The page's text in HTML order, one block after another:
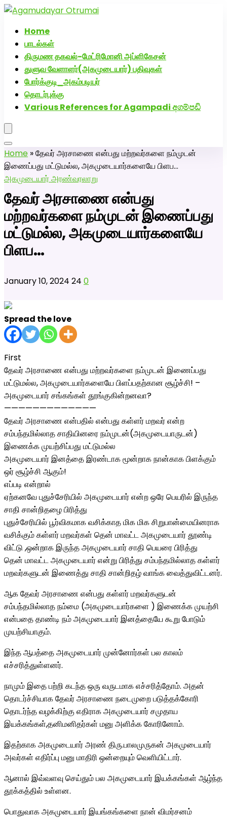
Home
பாடல்கள்
திருமண தகவல்-மேட்ரிமோனி அப்ளிகேசன்
துளுவ வேளாளர்(அகமுடையார்) பதிவுகள்
போர்க்குடி_அகம்படியர்
தொடர்புக்கு
Various References for Agampadi අගම්පඩි
Home »தேவர் அரசாணை என்பது மற்றவர்களை நம்முடன்
இணைப்பது மட்டுமல்ல, அகமுடையார்களையே பிளப…
அகமுடையார் அரண்வரலாறு
தேவர் அரசாணை என்பது
மற்றவர்களை நம்முடன் இணைப்பது
மட்டுமல்ல, அகமுடையார்களையே
பிளப…
January 10, 2024 24 0
Spread the love
First
தேவர் அரசாணை என்பது மற்றவர்களை நம்முடன் இணைப்பது
மட்டுமல்ல, அகமுடையார்களையே பிளப்பதற்கான சூழ்ச்சி! –
அகமுடையார் சங்கங்கள் தூங்குகின்றனவா?
—————————————
தேவர் அரசாணை என்பதில் என்பது கள்ளர் மறவர் என்ற
சம்பந்தமில்லாத சாதியினரை நம்முடன்(அகமுடையாருடன்)
இணைக்க முயற்சிப்பது மட்டுமல்ல
அகமுடையார் இனத்தை இரண்டாக மூன்றாக நான்காக பிளக்கும்
ஒர் சூழ்ச்சி ஆகும்!
எப்படி என்றால்
ஏற்கனவே புதுச்சேரியில் அகமுடையார் என்ற ஒரே பெயரில் இருந்த
சாதி சான்றிதழை பிரித்து
புதுச்சேரியில் பூர்விகமாக வசிக்காத மிக மிக சிறுபான்மையினராக
வசிக்கும் கள்ளர் மறவர்கள் தென் மாவட்ட அகமுடையார் தூண்டி
விட்டு ,ஒன்றாக இருந்த அகமுடையார் சாதி பெயரை பிரித்து
தென் மாவட்ட அகமுடையார் என்று பிரித்து சம்பந்தமில்லாத கள்ளர்
மறவர்களுடன் இணைத்து சாதி சான்றிதழ் வாங்க வைத்துவிட்டனர்.
ஆக தேவர் அரசாணை என்பது கள்ளர் மறவர்களுடன்
சம்பந்தமில்லாத நம்மை (அகமுடையார்களை ) இணைக்க முயற்சி
என்பதை தாண்டி நம் அகமுடையார் இனத்தையே கூறு போடும்
முயற்சியாகும்.
இந்த ஆபத்தை அகமுடையார் முன்னோர்கள் பல காலம்
எச்சரித்துள்ளனர்.
நாமும் இதை பற்றி கடந்த ஒரு வருடமாக எச்சரித்தோம். அதன்
தொடர்ச்சியாக தேவர் அரசாணை நடைமுறை படுத்தக்கோரி
தொடர்ந்த வழக்கிற்கு எதிராக அகமுடையார் சமுதாய
இயக்கங்கள்,தனிமனிதர்கள் மனு அளிக்க கோரினோம்.
இதற்காக அகமுடையார் அரண் திரு.பாலமுருகன் அகமுடையார்
அவர்கள் எதிர்ப்பு மனு மாதிரி ஒன்றையும் வெளியிட்டார்.
ஆனால் இவ்வளவு செய்தும் பல அகமுடையார் இயக்கங்கள் ஆழ்ந்த
தூக்கத்தில் உள்ளன.
பொதுவாக அகமுடையார் இயங்கங்களை நான் விமர்சனம்
அகமுடையார் திருமண வரன்களுக்கு அகமுடையார்மேட்ரி-